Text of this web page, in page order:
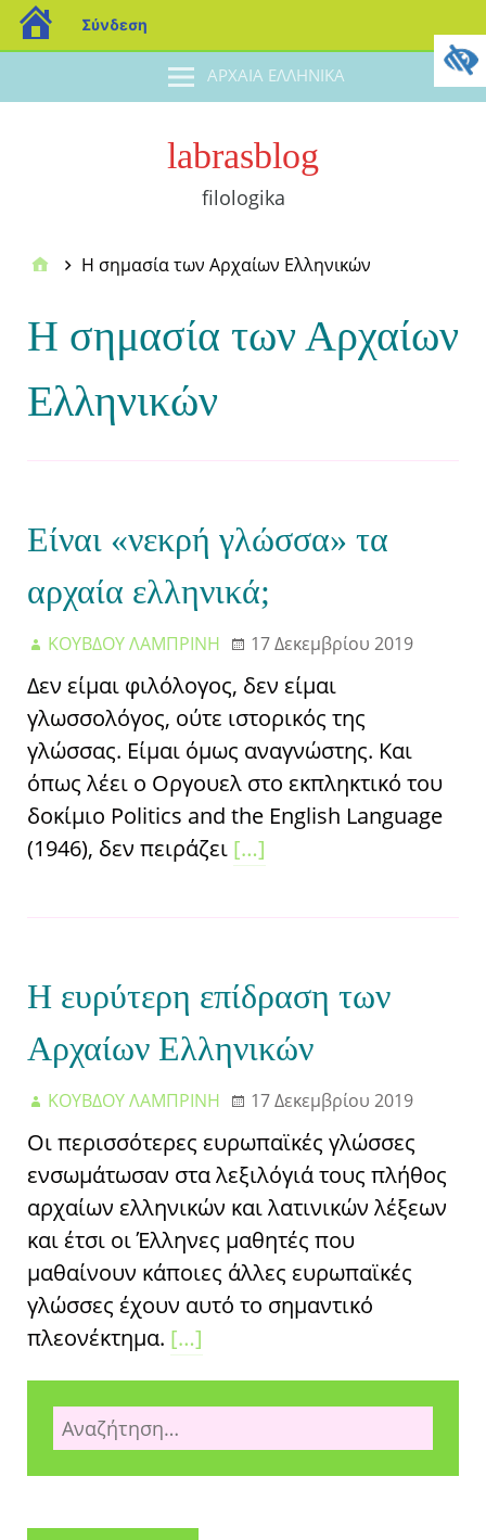
ΑΡΧΑΙΑ ΕΛΛΗΝΙΚΑ
labrasblog
filologika
Η σημασία των Αρχαίων Ελληνικών
Η σημασία των Αρχαίων
Ελληνικών
Είναι «νεκρή γλώσσα» τα
αρχαία ελληνικά;
ΚΟΥΒΔΟΥ ΛΑΜΠΡΙΝΗ 17 Δεκεμβρίου 2019
Δεν είμαι φιλόλογος, δεν είμαι
γλωσσολόγος, ούτε ιστορικός της
γλώσσας. Είμαι όμως αναγνώστης. Και
όπως λέει ο Οργουελ στο εκπληκτικό του
δοκίμιο Politics and the English Language
(1946), δεν πειράζει […]
Η ευρύτερη επίδραση των
Αρχαίων Ελληνικών
ΚΟΥΒΔΟΥ ΛΑΜΠΡΙΝΗ 17 Δεκεμβρίου 2019
Οι περισσότερες ευρωπαϊκές γλώσσες
ενσωμάτωσαν στα λεξιλόγιά τους πλήθος
αρχαίων ελληνικών και λατινικών λέξεων
και έτσι οι Έλληνες μαθητές που
μαθαίνουν κάποιες άλλες ευρωπαϊκές
γλώσσες έχουν αυτό το σημαντικό
πλεονέκτημα. […]
Σύνδεση